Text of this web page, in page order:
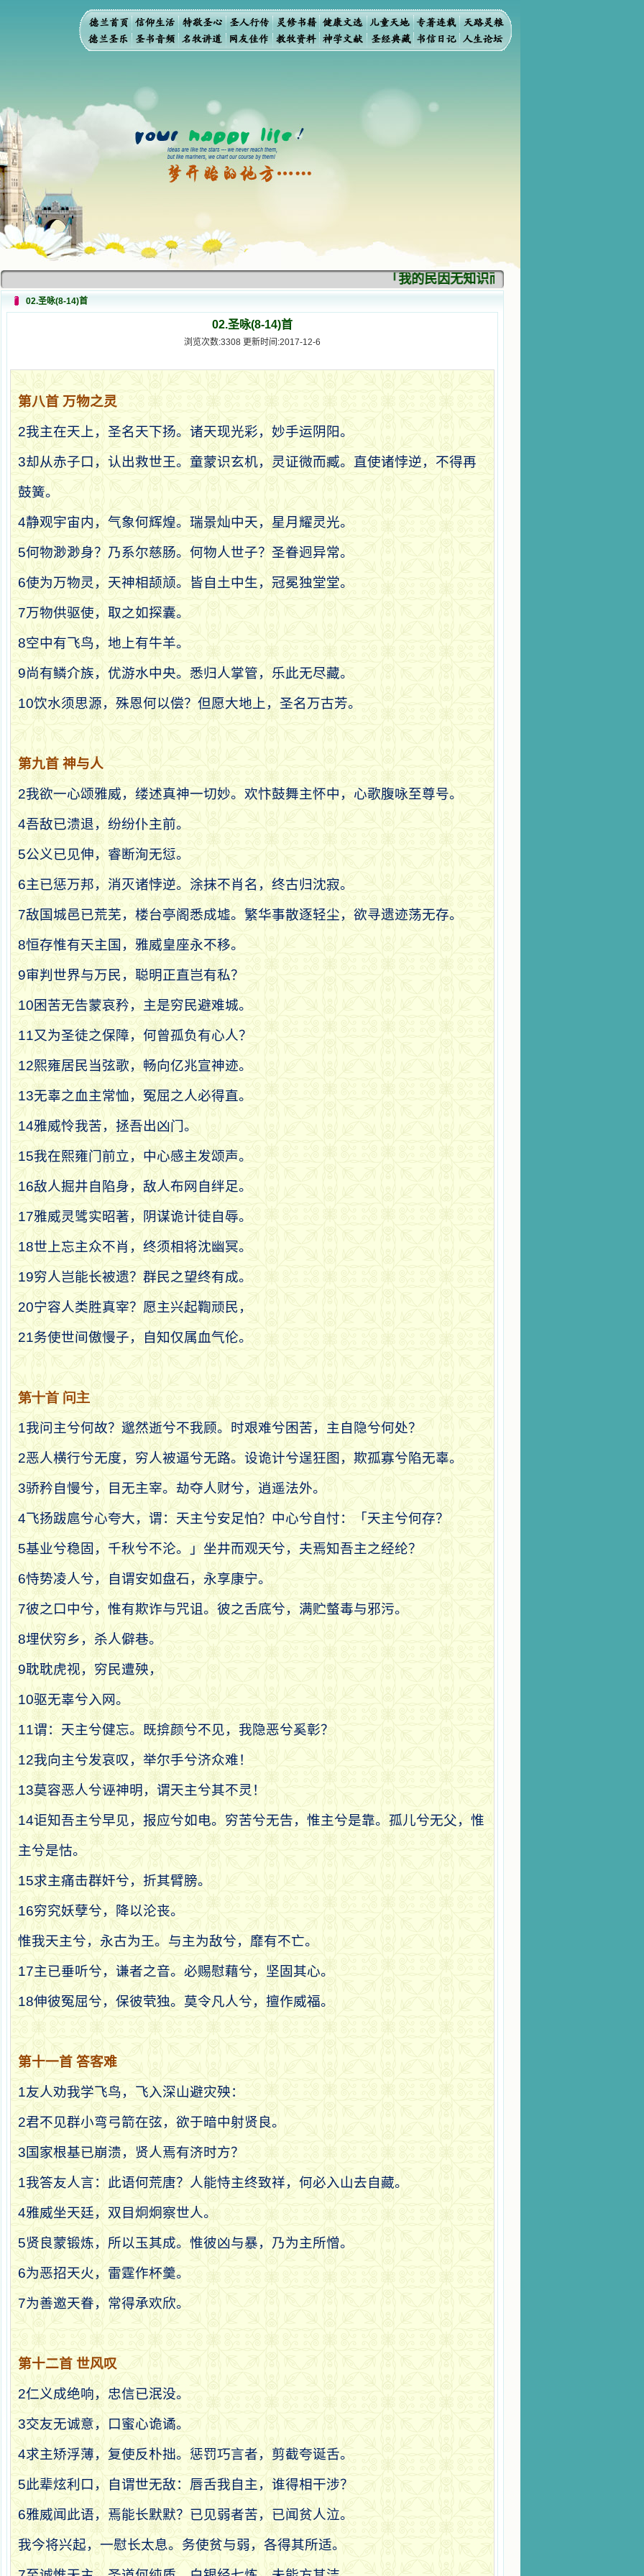
「我的民因无知识而灭亡。你弃掉知识，我也
02.圣咏(8-14)首
02.圣咏(8-14)首
浏览次数:3308 更新时间:2017-12-6
第八首 万物之灵
2我主在天上，圣名天下扬。诸天现光彩，妙手运阴阳。
3却从赤子口，认出救世王。童蒙识玄机，灵证微而臧。直使诸悖逆，不得再
鼓簧。
4静观宇宙内，气象何辉煌。瑞景灿中天，星月耀灵光。
5何物渺渺身？乃系尔慈肠。何物人世子？圣眷迥异常。
6使为万物灵，天神相颉颃。皆自土中生，冠冕独堂堂。
7万物供驱使，取之如探囊。
8空中有飞鸟，地上有牛羊。
9尚有鳞介族，优游水中央。悉归人掌管，乐此无尽藏。
10饮水须思源，殊恩何以偿？但愿大地上，圣名万古芳。
第九首 神与人
2我欲一心颂雅威，缕述真神一切妙。欢忭鼓舞主怀中，心歌腹咏至尊号。
4吾敌已溃退，纷纷仆主前。
5公义已见伸，睿断洵无愆。
6主已惩万邦，消灭诸悖逆。涂抹不肖名，终古归沈寂。
7敌国城邑已荒芜，楼台亭阁悉成墟。繁华事散逐轻尘，欲寻遗迹荡无存。
8恒存惟有天主国，雅威皇座永不移。
9审判世界与万民，聪明正直岂有私？
10困苦无告蒙哀矜，主是穷民避难城。
11又为圣徒之保障，何曾孤负有心人？
12熙雍居民当弦歌，畅向亿兆宣神迹。
13无辜之血主常恤，冤屈之人必得直。
14雅威怜我苦，拯吾出凶门。
15我在熙雍门前立，中心感主发颂声。
16敌人掘井自陷身，敌人布网自绊足。
17雅威灵骘实昭著，阴谋诡计徒自辱。
18世上忘主众不肖，终须相将沈幽冥。
19穷人岂能长被遗？群民之望终有成。
20宁容人类胜真宰？愿主兴起鞫顽民，
21务使世间傲慢子，自知仅属血气伦。
第十首 问主
1我问主兮何故？邈然逝兮不我顾。时艰难兮困苦，主自隐兮何处？
2恶人横行兮无度，穷人被逼兮无路。设诡计兮逞狂图，欺孤寡兮陷无辜。
3骄矜自慢兮，目无主宰。劫夺人财兮，逍遥法外。
4飞扬跋扈兮心夸大，谓：天主兮安足怕？中心兮自忖：「天主兮何存？
5基业兮稳固，千秋兮不沦。」坐井而观天兮，夫焉知吾主之经纶？
6恃势凌人兮，自谓安如盘石，永享康宁。
7彼之口中兮，惟有欺诈与咒诅。彼之舌底兮，满贮螫毒与邪污。
8埋伏穷乡，杀人僻巷。
9耽耽虎视，穷民遭殃，
10驱无辜兮入网。
11谓：天主兮健忘。既揜颜兮不见，我隐恶兮奚彰？
12我向主兮发哀叹，举尔手兮济众难！
13莫容恶人兮诬神明，谓天主兮其不灵！
14讵知吾主兮早见，报应兮如电。 穷苦兮无告，惟主兮是靠。孤儿兮无父，惟
主兮是怙。
15求主痛击群奸兮，折其臂膀。
16穷究妖孽兮，降以沦丧。
惟我天主兮，永古为王。与主为敌兮，靡有不亡。
17主已垂听兮，谦者之音。必赐慰藉兮，坚固其心。
18伸彼冤屈兮，保彼茕独。莫令凡人兮，擅作威福。
第十一首 答客难
1友人劝我学飞鸟，飞入深山避灾殃：
2君不见群小弯弓箭在弦，欲于暗中射贤良。
3国家根基已崩溃，贤人焉有济时方？
1我答友人言：此语何荒唐？人能恃主终致祥，何必入山去自藏。
4雅威坐天廷，双目炯炯察世人。
5贤良蒙锻炼，所以玉其成。惟彼凶与暴，乃为主所憎。
6为恶招天火，雷霆作杯羹。
7为善邀天眷，常得承欢欣。
第十二首 世风叹
2仁义成绝响，忠信已泯没。
3交友无诚意，口蜜心诡谲。
4求主矫浮薄，复使反朴拙。惩罚巧言者，剪截夸诞舌。
5此辈炫利口，自谓世无敌：唇舌我自主，谁得相干涉？
6雅威闻此语，焉能长默默？已见弱者苦，已闻贫人泣。
我今将兴起，一慰长太息。务使贫与弱，各得其所适。